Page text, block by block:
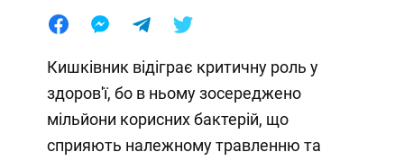
Кишківник відіграє критичну роль у
здоров'ї, бо в ньому зосереджено
мільйони корисних бактерій, що
сприяють належному травленню та